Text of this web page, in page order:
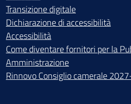
Transizione digitale
Dichiarazione di accessibilità
Accessibilità
Come diventare fornitori per la
Amministrazione
Rinnovo Consiglio camerale